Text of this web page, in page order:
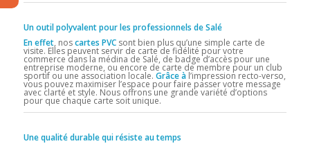
Un outil polyvalent pour les professionnels de Salé
En effet, noscartes PVCsont bien plus qu’une simple carte de
visite. Elles peuvent servir de carte de fidélité pour votre
commerce dans la médina de Salé, de badge d’accès pour une
entreprise moderne, ou encore de carte de membre pour un club
sportif ou une association locale. Grâce àl’impression recto-verso,
vous pouvez maximiser l’espace pour faire passer votre message
avec clarté et style. Nous offrons une grande variété d’options
pour que chaque carte soit unique.
Une qualité durable qui résiste au temps